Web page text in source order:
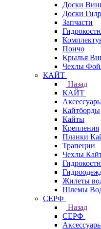
Доски
Доски
Запчасти
Пончо
Крылья
Чехлы
КАЙТ
Назад
КАЙТ
Кайтборды
Кайты
Крепления
Планки
Трапеции
Чехлы
Жилеты
Шлемы
СЕРФ
Назад
СЕРФ